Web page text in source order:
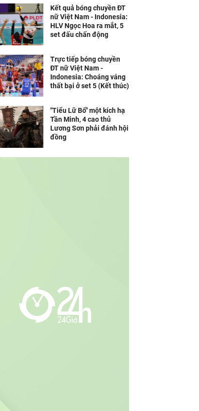
Kết quả bóng chuyền ĐT
nữ Việt Nam - Indonesia:
HLV Ngọc Hoa ra mắt, 5
set đấu chấn động
Trực tiếp bóng chuyền
ĐT nữ Việt Nam -
Indonesia: Choáng váng
thất bại ở set 5 (Kết thúc)
"Tiểu Lữ Bố" một kích hạ
Tần Minh, 4 cao thủ
Lương Sơn phải đánh hội
đồng